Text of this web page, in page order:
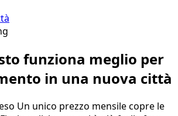
funziona meglio per
in una nuova città
Un unico prezzo mensile copre le